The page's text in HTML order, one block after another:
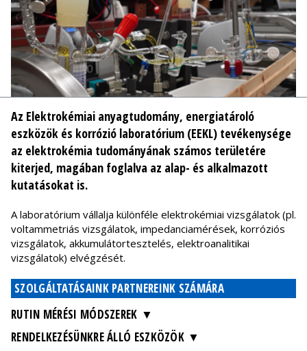
Az Elektrokémiai anyagtudomány, energiatároló
eszközök és korrózió laboratórium (EEKL) tevékenysége
az elektrokémia tudományának számos területére
kiterjed, magában foglalva az alap- és alkalmazott
kutatásokat is.
A laboratórium vállalja különféle elektrokémiai vizsgálatok (pl.
voltammetriás vizsgálatok, impedanciamérések, korróziós
vizsgálatok, akkumulátortesztelés, elektroanalitikai
vizsgálatok) elvégzését.
SZOLGÁLTATÁSAINK PARTNEREINK SZÁMÁRA
RUTIN MÉRÉSI MÓDSZEREK
RENDELKEZÉSÜNKRE ÁLLÓ ESZKÖZÖK